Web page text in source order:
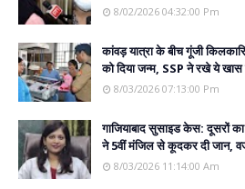
8/02/2026 04:32:00 Pm
कांवड़ यात्रा के बीच गूंजी
को दिया जन्म, SSP ने रखे ये खास
8/03/2026 07:13:00 Pm
गाजियाबाद सुसाइड केस: दूसरों
ने 5वीं मंजिल से कूदकर दी जान,
8/03/2026 11:14:00 Am